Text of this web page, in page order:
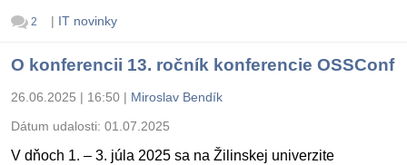
2 | IT novinky
O konferencii 13. ročník konferencie OSSConf
26.06.2025 | 16:50 | Miroslav Bendík
Dátum udalosti: 01.07.2025
V dňoch 1. – 3. júla 2025 sa na Žilinskej univerzite